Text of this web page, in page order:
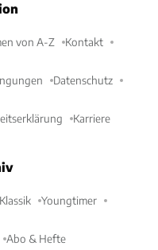
von A-Z Kontakt
Datenschutz
Karriere
Youngtimer
Abo & Hefte